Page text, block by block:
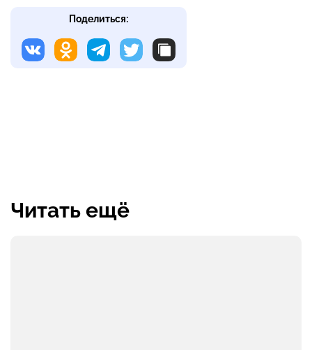
Поделиться:
Читать ещё